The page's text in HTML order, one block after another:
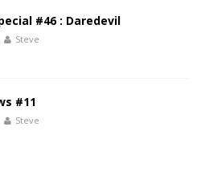
#46 : Daredevil
Steve
#11
Steve